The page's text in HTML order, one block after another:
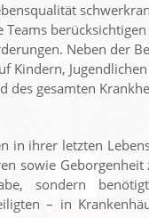
Neben der
Kindern,
des gesamten
in ihrer letzten
sowie
sondern
– in